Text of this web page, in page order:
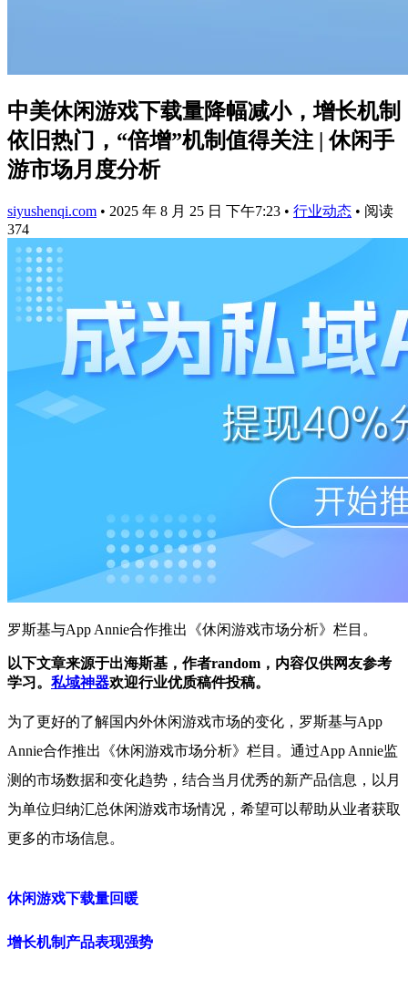
中美休闲游戏下载量降幅减小，增长机制
依旧热门，“倍增”机制值得关注 | 休闲手
游市场月度分析
siyushenqi.com • 2025 年 8 月 25 日 下午7:23 • 行业动态 • 阅读
374
罗斯基与App Annie合作推出《休闲游戏市场分析》栏目。
以下文章来源于出海斯基 ，作者random ，内容仅供网友参考
学习。 私域神器欢迎行业优质稿件投稿。
为了更好的了解国内外休闲游戏市场的变化，罗斯基与App
Annie合作推出《休闲游戏市场分析》栏目。通过App Annie监
测的市场数据和变化趋势，结合当月优秀的新产品信息，以月
为单位归纳汇总休闲游戏市场情况，希望可以帮助从业者获取
更多的市场信息。
休闲游戏下载量回暖
增长机制产品表现强势